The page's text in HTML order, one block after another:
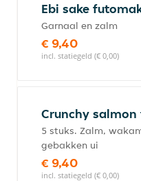
Ebi sake
Garnaal en zalm
€ 9,40
incl. statiegeld (€ 0,00)
Crunchy
5 stuks. Zalm,
gebakken ui
€ 9,40
incl. statiegeld (€ 0,00)